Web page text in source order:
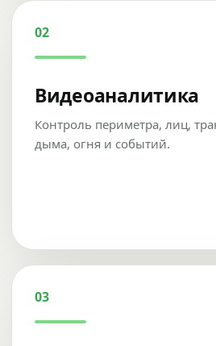
02
Видеоаналитика
Контроль периметра, лиц,
дыма, огня и событий.
03